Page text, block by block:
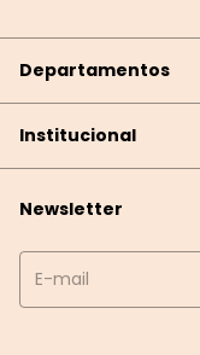
Departamentos
Institucional
Newsletter